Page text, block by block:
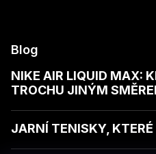
Blog
NIKE AIR LIQUID MAX:
TROCHU JINÝM
JARNÍ TENISKY,